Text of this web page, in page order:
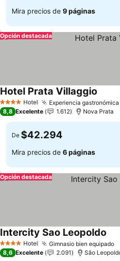
Mira precios de 9 páginas
Opción destacada
4 EstrellasHotel Experiencia
Hotel Prata Villaggio
8,8 Excelente 1.612 Nova Prata
De $42.294
Mira precios de 6 páginas
Opción destacada
4 EstrellasHotel Gimnasio bien equipado
Intercity Sao Leopoldo
8,6 Excelente 2.091 São